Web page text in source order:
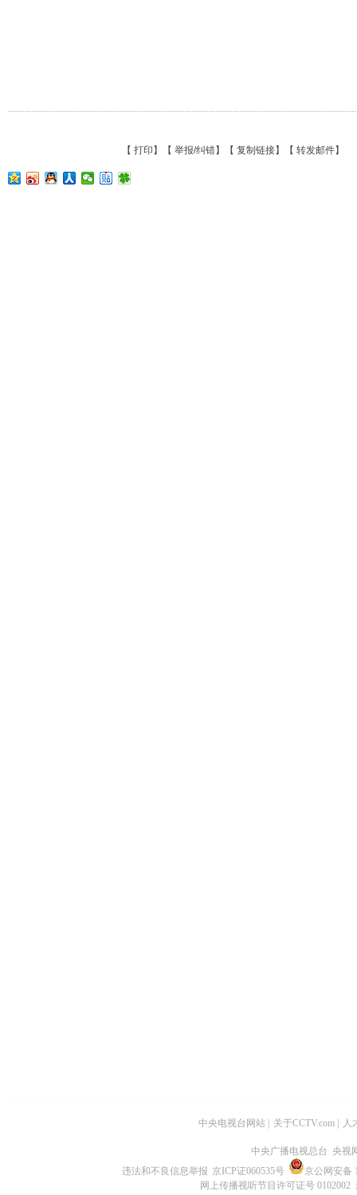
【 打印 】【 举报/纠错】【 复制链接】【 转发邮件】
中央电视台网站 关于CCTV.com 人
中央广播电视总台 央视
违法和不良信息举报 京ICP证060535号
京公网安备
网上传播视听节目许可证号 0102002